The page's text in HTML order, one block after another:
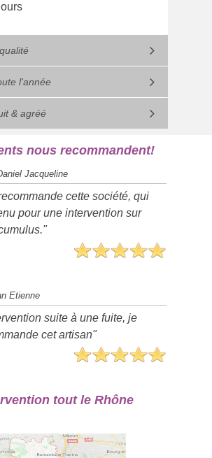
l'année
& agréé
nous recommandent!
Jacqueline
cette société, qui
pour une intervention sur
Etienne
suite à une fuite, je
cet artisan"
tout le Rhône